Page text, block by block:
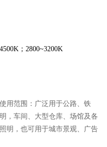
；2800~3200K
用范围：广泛用于公路、铁
，车间、大型仓库、场馆及各
明，也可用于城市景观、广告